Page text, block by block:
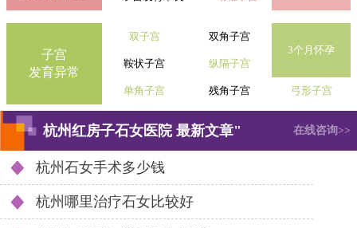
子宫
发育异常
双子宫
双角子宫
3个月怀孕
鞍状子宫
纵隔子宫
单角子宫 残角子宫 弓形子宫
杭州红房子石女医院 最新文章" 在线咨询>>
杭州石女手术多少钱
杭州哪里治疗石女比较好